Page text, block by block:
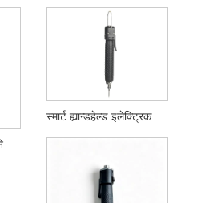
झुकाव र दबाव पत्ता लगाउने ह्यान्डहेल्ड स्मार्ट स्क्रू ड्राइभर
स्मार्ट ह्यान्डहेल्ड इलेक्ट्रिक स्क्रू ड्राइभर